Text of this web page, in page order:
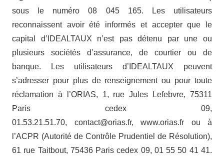
sous le numéro 08 045 165. Les utilisateurs
reconnaissent avoir été informés et accepter que le
capital d’IDEALTAUX n’est pas détenu par une ou
plusieurs sociétés d’assurance, de courtier ou de
banque. Les utilisateurs d’IDEALTAUX peuvent
s’adresser pour plus de renseignement ou pour toute
réclamation à l’ORIAS, 1, rue Jules Lefebvre, 75311
Paris cedex 09,
01.53.21.51.70, contact@orias.fr, www.orias.fr ou à
l’ACPR (Autorité de Contrôle Prudentiel de Résolution),
61 rue Taitbout, 75436 Paris cedex 09, 01 55 50 41 41.